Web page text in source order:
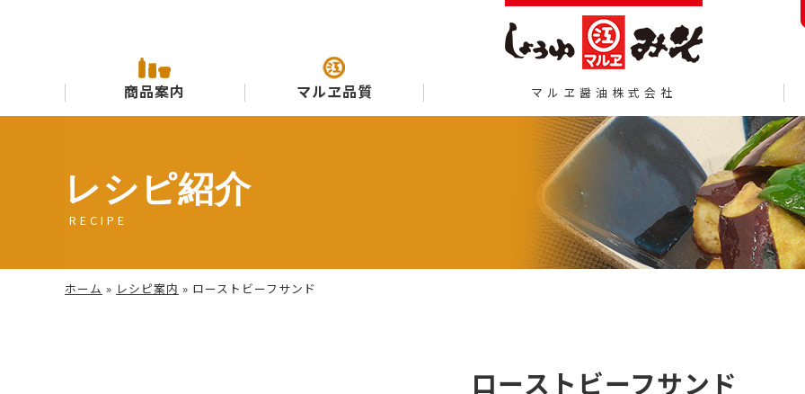
商品案内 マルヱ品質 マルヱ醤油株式会社
レシピ紹介
RECIPE
ホーム » レシピ案内 » ローストビーフサンド
ローストビーフサンド